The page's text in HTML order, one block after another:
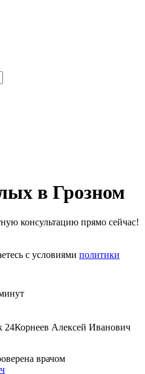
в Грозном
консультацию прямо сейчас!
с условиями политики
24Корнеев Алексей Иванович
врачом